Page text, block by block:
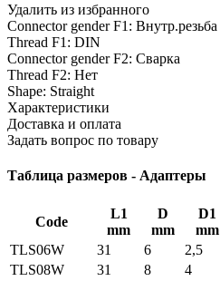
Удалить из избранного
Connector gender F1: Внутр.резьба
Thread F1: DIN
Connector gender F2: Сварка
Thread F2: Нет
Shape: Straight
Характеристики
Доставка и оплата
Задать вопрос по товару
Таблица размеров - Адаптеры
Code
L1
mm
D
mm
D1
mm
TLS06W
31 6 2,5
TLS08W
31 8 4